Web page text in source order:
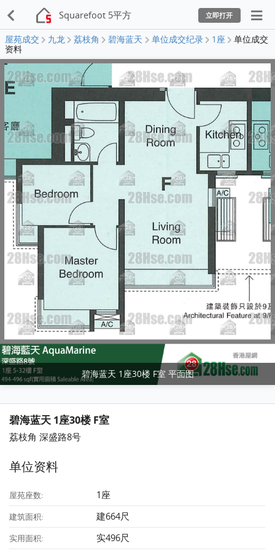
Squarefoot 5平方 立即打开
屋苑成交 九龙 荔枝角 碧海蓝天 单位成交纪录 1座
单位成交
资料
碧海蓝天 1座30楼 F室 平面图
碧海蓝天 1座30楼 F室
荔枝角 深盛路8号
单位资料
屋苑座数: 1座
建筑面积: 建664尺
实用面积: 实496尺